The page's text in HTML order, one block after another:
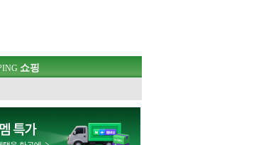
쇼핑